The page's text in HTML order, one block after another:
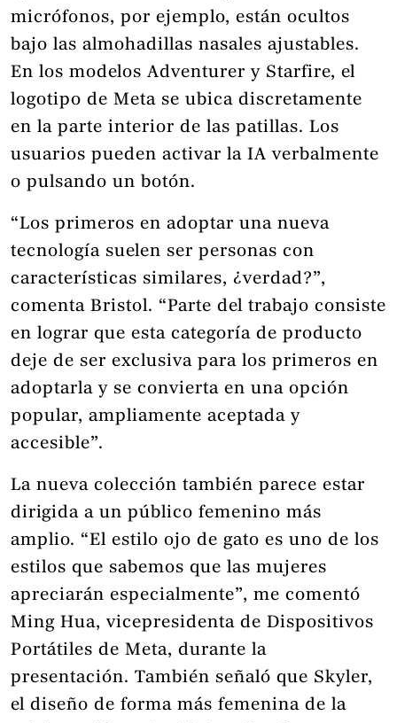
micrófonos, por ejemplo, están ocultos
bajo las almohadillas nasales ajustables.
En los modelos Adventurer y Starfire, el
logotipo de Meta se ubica discretamente
en la parte interior de las patillas. Los
usuarios pueden activar la IA verbalmente
o pulsando un botón.
“Los primeros en adoptar una nueva
tecnología suelen ser personas con
características similares, ¿verdad?”,
comenta Bristol. “Parte del trabajo consiste
en lograr que esta categoría de producto
deje de ser exclusiva para los primeros en
adoptarla y se convierta en una opción
popular, ampliamente aceptada y
accesible”.
La nueva colección también parece estar
dirigida a un público femenino más
amplio. “El estilo ojo de gato es uno de los
estilos que sabemos que las mujeres
apreciarán especialmente”, me comentó
Ming Hua, vicepresidenta de Dispositivos
Portátiles de Meta, durante la
presentación. También señaló que Skyler,
el diseño de forma más femenina de la